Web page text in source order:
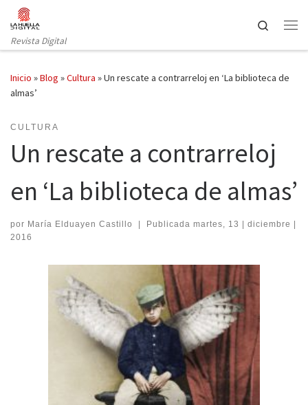
Saltar al contenido
Revista Digital
Search
Inicio »Blog »Cultura »Un rescate a contrarreloj en ‘La biblioteca de
almas’
CULTURA
Un rescate a contrarreloj
en ‘La biblioteca de almas’
por María Elduayen Castillo | Publicada martes, 13 | diciembre |
2016